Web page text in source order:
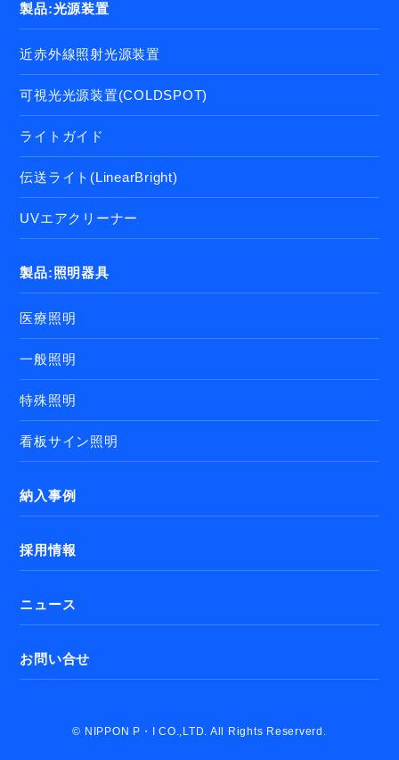
製品:光源装置
近赤外線照射光源装置
可視光光源装置(COLDSPOT)
ライトガイド
伝送ライト(LinearBright)
UVエアクリーナー
製品:照明器具
医療照明
一般照明
特殊照明
看板サイン照明
納入事例
採用情報
ニュース
お問い合せ
© NIPPON P・I CO.,LTD. All Rights Reserverd.